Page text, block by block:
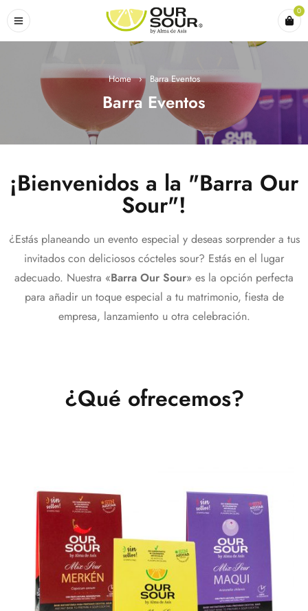
0
Home › Barra Eventos
Barra Eventos
¡Bienvenidos a la "Barra Our
Sour"!
¿Estás planeando un evento especial y deseas sorprender a tus
invitados con deliciosos cócteles sour? Estás en el lugar
adecuado. Nuestra «Barra Our Sour» es la opción perfecta
para añadir un toque especial a tu matrimonio, fiesta de
empresa, lanzamiento u otra celebración.
¿Qué ofrecemos?